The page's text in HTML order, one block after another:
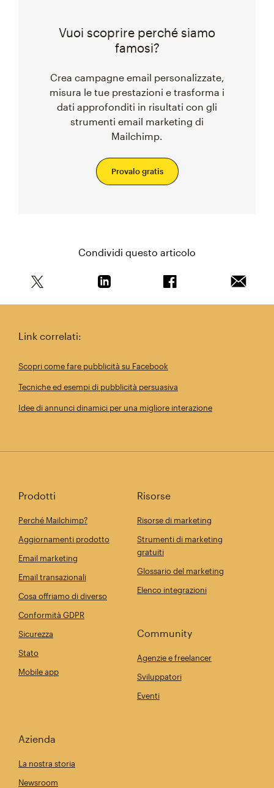
Vuoi scoprire perché siamo
famosi?
Crea campagne email personalizzate,
misura le tue prestazioni e trasforma i
dati approfonditi in risultati con gli
strumenti email marketing di
Mailchimp.
Provalo gratis
Condividi questo articolo
Link correlati:
Scopri come fare pubblicità su Facebook
Tecniche ed esempi di pubblicità persuasiva
Idee di annunci dinamici per una migliore interazione
Prodotti
Perché Mailchimp?
Aggiornamenti prodotto
Email marketing
Email transazionali
Cosa offriamo di diverso
Conformità GDPR
Sicurezza
Stato
Mobile app
Risorse
Risorse di marketing
Strumenti di marketing
gratuiti
Glossario del marketing
Elenco integrazioni
Community
Agenzie e freelancer
Sviluppatori
Eventi
Azienda
La nostra storia
Newsroom